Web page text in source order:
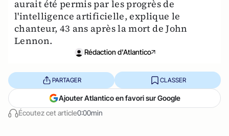
aurait été permis par les progrès de
l'intelligence artificielle, explique le
chanteur, 43 ans après la mort de John
Lennon.
Rédaction d'Atlantico
Écoutez cet article0:00min
PARTAGER CLASSER
Ajouter Atlantico en favori sur Google